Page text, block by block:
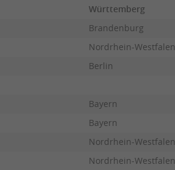
Württemberg
Brandenburg
Nordrhein-Westfalen
Berlin
Bayern
Bayern
Nordrhein-Westfalen
Nordrhein-Westfalen